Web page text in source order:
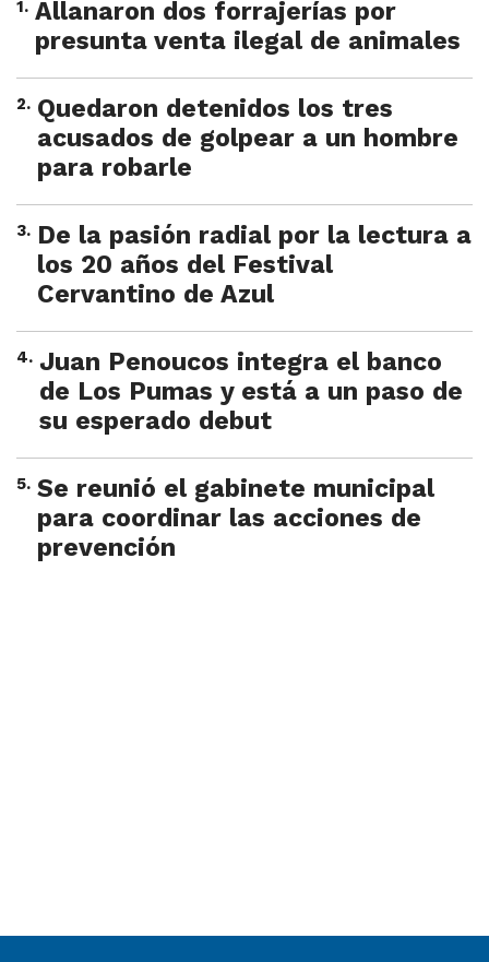
1. Allanaron dos forrajerías por
presunta venta ilegal de animales
2. Quedaron detenidos los tres
acusados de golpear a un hombre
para robarle
3. De la pasión radial por la lectura a
los 20 años del Festival
Cervantino de Azul
4. Juan Penoucos integra el banco
de Los Pumas y está a un paso de
su esperado debut
5. Se reunió el gabinete municipal
para coordinar las acciones de
prevención